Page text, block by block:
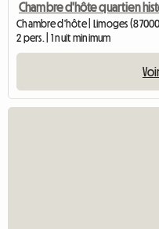
Chambre d'hôte quartien
Chambre d'hôte | Limoges
2 pers. | 1 nuit minimum